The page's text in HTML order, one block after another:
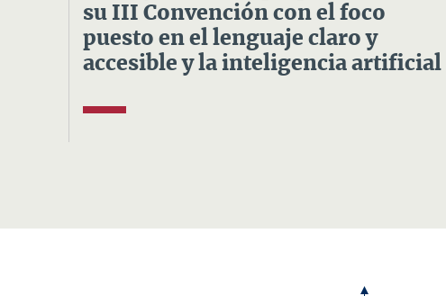
su III Convención con el foco
puesto en el lenguaje claro y
accesible y la inteligencia artificial